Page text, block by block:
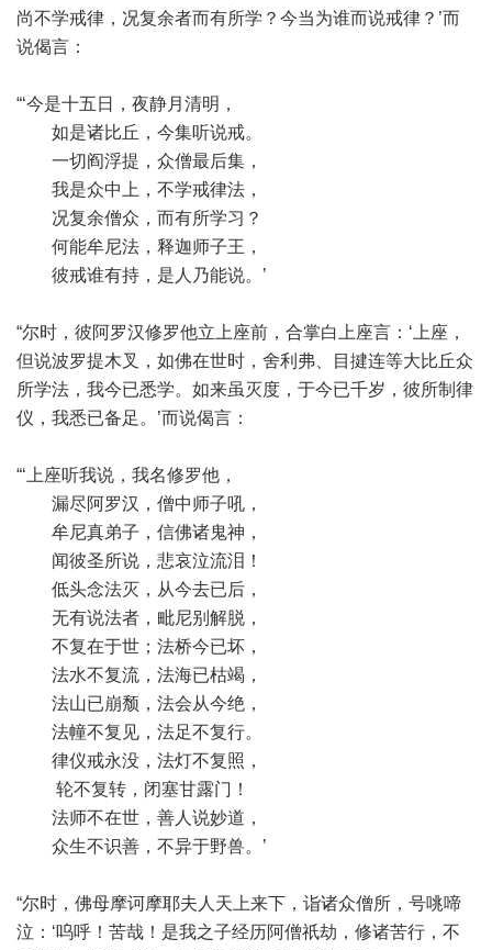
尚不学戒律，况复余者而有所学？今当为谁而说戒律？’而
说偈言：
“‘今是十五日，夜静月清明，
如是诸比丘，今集听说戒。
一切阎浮提，众僧最后集，
我是众中上，不学戒律法，
况复余僧众，而有所学习？
何能牟尼法，释迦师子王，
彼戒谁有持，是人乃能说。’
“尔时，彼阿罗汉修罗他立上座前，合掌白上座言：‘上座，
但说波罗提木叉，如佛在世时，舍利弗、目揵连等大比丘众
所学法，我今已悉学。如来虽灭度，于今已千岁，彼所制律
仪，我悉已备足。’而说偈言：
“‘上座听我说，我名修罗他，
漏尽阿罗汉，僧中师子吼，
牟尼真弟子，信佛诸鬼神，
闻彼圣所说，悲哀泣流泪！
低头念法灭，从今去已后，
无有说法者，毗尼别解脱，
不复在于世；法桥今已坏，
法水不复流，法海已枯竭，
法山已崩颓，法会从今绝，
法幢不复见，法足不复行。
律仪戒永没，法灯不复照，
轮不复转，闭塞甘露门！
法师不在世，善人说妙道，
众生不识善，不异于野兽。’
“尔时，佛母摩诃摩耶夫人天上来下，诣诸众僧所，号咷啼
泣：‘呜呼！苦哉！是我之子经历阿僧祇劫，修诸苦行，不